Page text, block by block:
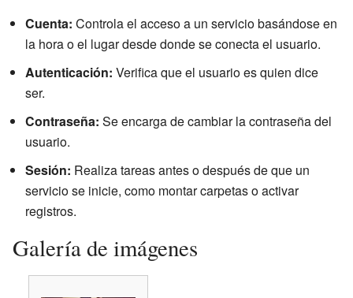
Cuenta: Controla el acceso a un servicio basándose en
la hora o el lugar desde donde se conecta el usuario.
Autenticación: Verifica que el usuario es quien dice
ser.
Contraseña: Se encarga de cambiar la contraseña del
usuario.
Sesión: Realiza tareas antes o después de que un
servicio se inicie, como montar carpetas o activar
registros.
Galería de imágenes